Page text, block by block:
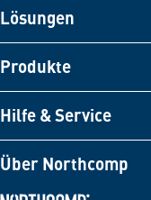
Lösungen
Produkte
Hilfe & Service
Über Northcomp